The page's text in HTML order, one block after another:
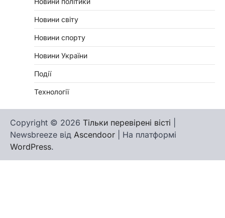
Новини світу
Новини спорту
Новини України
Події
Технології
Copyright © 2026 Тільки перевірені вісті
Newsbreeze від Ascendoor | На платформі
WordPress.